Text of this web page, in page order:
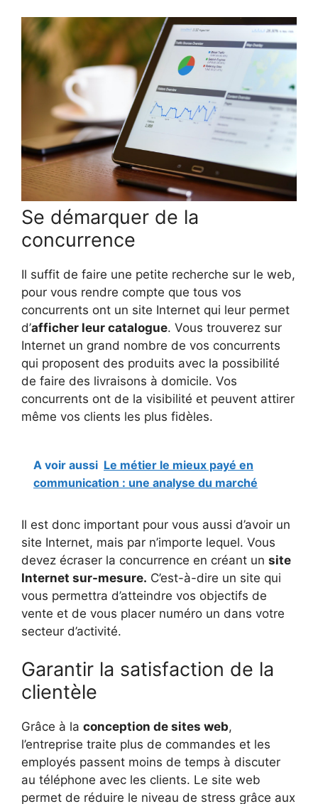
Se démarquer de la
concurrence
Il suffit de faire une petite recherche sur le web,
pour vous rendre compte que tous vos
concurrents ont un site Internet qui leur permet
d’afficher leur catalogue. Vous trouverez sur
Internet un grand nombre de vos concurrents
qui proposent des produits avec la possibilité
de faire des livraisons à domicile. Vos
concurrents ont de la visibilité et peuvent attirer
même vos clients les plus fidèles.
A voir aussi Le métier le mieux payé en
communication : une analyse du marché
Il est donc important pour vous aussi d’avoir un
site Internet, mais par n’importe lequel. Vous
devez écraser la concurrence en créant un site
Internet sur-mesure. C’est-à-dire un site qui
vous permettra d’atteindre vos objectifs de
vente et de vous placer numéro un dans votre
secteur d’activité.
Garantir la satisfaction de la
clientèle
Grâce à la conception de sites web,
l’entreprise traite plus de commandes et les
employés passent moins de temps à discuter
au téléphone avec les clients. Le site web
permet de réduire le niveau de stress grâce aux